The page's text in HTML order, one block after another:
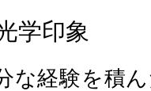
学印象
な経験を積